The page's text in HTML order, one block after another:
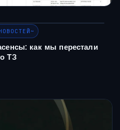
как мы перестали
ТЗ